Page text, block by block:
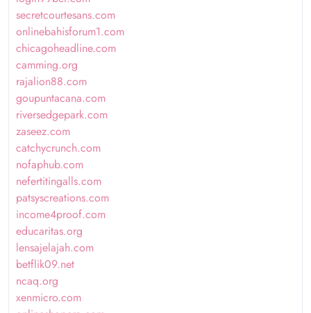
secretcourtesans.com
onlinebahisforum1.com
chicagoheadline.com
camming.org
rajalion88.com
goupuntacana.com
riversedgepark.com
zaseez.com
catchycrunch.com
nofaphub.com
nefertitingalls.com
patsyscreations.com
income4proof.com
educaritas.org
lensajelajah.com
betflik09.net
ncaq.org
xenmicro.com